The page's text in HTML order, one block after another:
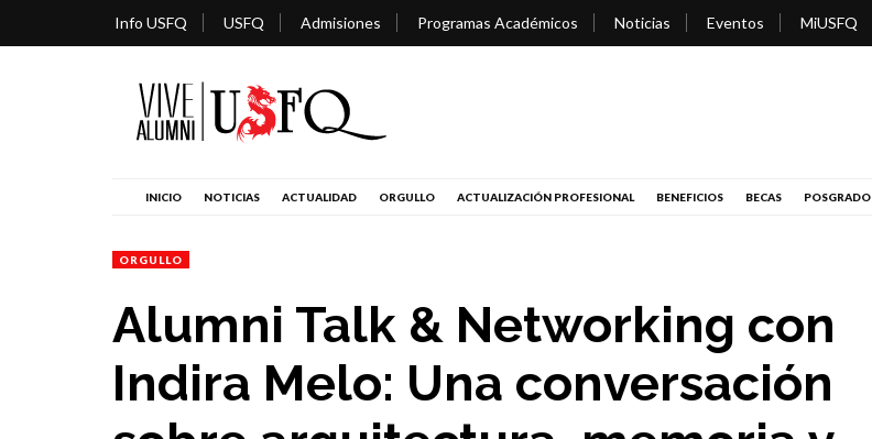
Info USFQ USFQ Admisiones Programas Académicos Noticias Eventos MiUSFQ
INICIO NOTICIAS ACTUALIDAD ORGULLO ACTUALIZACIÓN PROFESIONAL BENEFICIOS BECAS POSGRADO
ORGULLO
Alumni Talk & Networking con
Indira Melo: Una conversación